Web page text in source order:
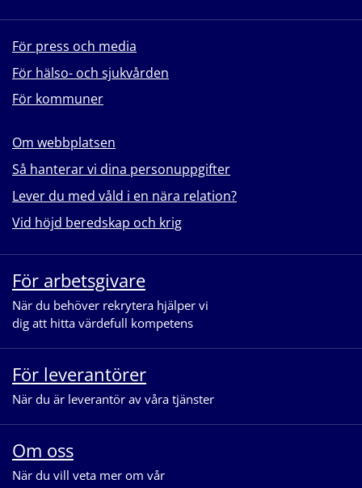
För press och media
För hälso- och sjukvården
För kommuner
Om webbplatsen
Så hanterar vi dina personuppgifter
Lever du med våld i en nära relation?
Vid höjd beredskap och krig
För arbetsgivare
När du behöver rekrytera hjälper vi
dig att hitta värdefull kompetens
För leverantörer
När du är leverantör av våra tjänster
Om oss
När du vill veta mer om vår